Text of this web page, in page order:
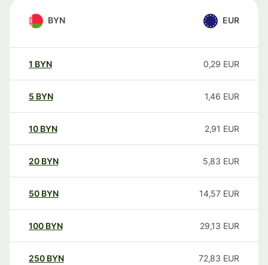
BYN EUR
1 BYN 0,29 EUR
5 BYN 1,46 EUR
10 BYN 2,91 EUR
20 BYN 5,83 EUR
50 BYN 14,57 EUR
100 BYN 29,13 EUR
250 BYN 72,83 EUR